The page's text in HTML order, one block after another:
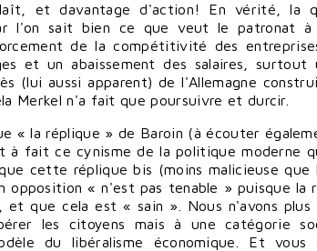
et davantage d'action! En vérité, la
l'on sait bien ce que veut le patronat
de la compétitivité des
et un abaissement des salaires, surtout
(lui aussi apparent) de l'Allemagne
Merkel n'a fait que poursuivre et durcir.
« la réplique » de Baroin (à écouter
à fait ce cynisme de la politique moderne
cette réplique bis (moins malicieuse que
opposition « n'est pas tenable » puisque la
et que cela est « sain ». Nous n'avons
les citoyens mais à une catégorie
du libéralisme économique. Et